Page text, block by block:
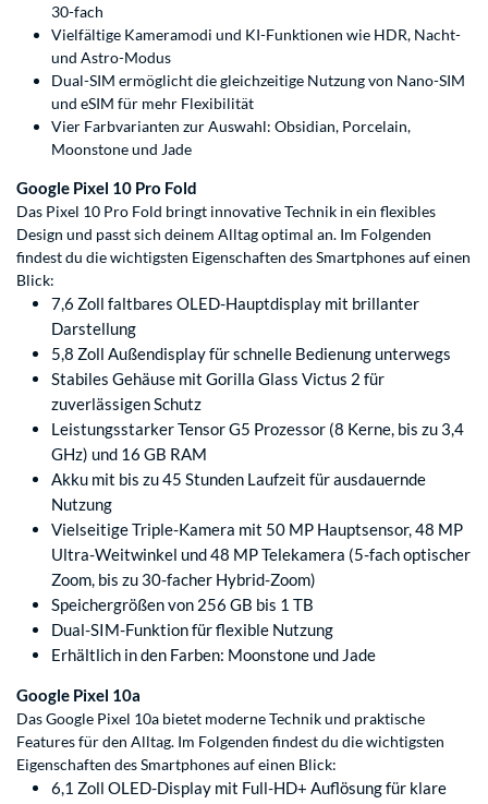
30-fach
Vielfältige Kameramodi und KI-Funktionen wie HDR, Nacht-
und Astro-Modus
Dual-SIM ermöglicht die gleichzeitige Nutzung von Nano-SIM
und eSIM für mehr Flexibilität
Vier Farbvarianten zur Auswahl: Obsidian, Porcelain,
Moonstone und Jade
Google Pixel 10 Pro Fold
Das Pixel 10 Pro Fold bringt innovative Technik in ein flexibles
Design und passt sich deinem Alltag optimal an. Im Folgenden
findest du die wichtigsten Eigenschaften des Smartphones auf einen
Blick:
7,6 Zoll faltbares OLED-Hauptdisplay mit brillanter
Darstellung
5,8 Zoll Außendisplay für schnelle Bedienung unterwegs
Stabiles Gehäuse mit Gorilla Glass Victus 2 für
zuverlässigen Schutz
Leistungsstarker Tensor G5 Prozessor (8 Kerne, bis zu 3,4
GHz) und 16 GB RAM
Akku mit bis zu 45 Stunden Laufzeit für ausdauernde
Nutzung
Vielseitige Triple-Kamera mit 50 MP Hauptsensor, 48 MP
Ultra-Weitwinkel und 48 MP Telekamera (5-fach optischer
Zoom, bis zu 30-facher Hybrid-Zoom)
Speichergrößen von 256 GB bis 1 TB
Dual-SIM-Funktion für flexible Nutzung
Erhältlich in den Farben: Moonstone und Jade
Google Pixel 10a
Das Google Pixel 10a bietet moderne Technik und praktische
Features für den Alltag. Im Folgenden findest du die wichtigsten
Eigenschaften des Smartphones auf einen Blick:
6,1 Zoll OLED-Display mit Full-HD+ Auflösung für klare